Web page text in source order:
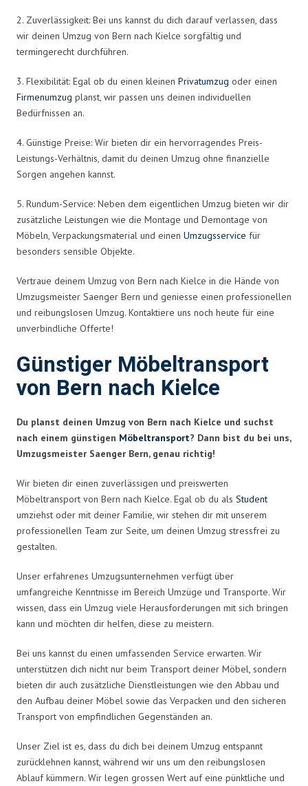
2. Zuverlässigkeit: Bei uns kannst du dich darauf verlassen, dass
wir deinen Umzug von Bern nach Kielce sorgfältig und
termingerecht durchführen.
3. Flexibilität: Egal ob du einen kleinen Privatumzug oder einen
Firmenumzug planst, wir passen uns deinen individuellen
Bedürfnissen an.
4. Günstige Preise: Wir bieten dir ein hervorragendes Preis-
Leistungs-Verhältnis, damit du deinen Umzug ohne finanzielle
Sorgen angehen kannst.
5. Rundum-Service: Neben dem eigentlichen Umzug bieten wir dir
zusätzliche Leistungen wie die Montage und Demontage von
Möbeln, Verpackungsmaterial und einen Umzugsservice für
besonders sensible Objekte.
Vertraue deinem Umzug von Bern nach Kielce in die Hände von
Umzugsmeister Saenger Bern und geniesse einen professionellen
und reibungslosen Umzug. Kontaktiere uns noch heute für eine
unverbindliche Offerte!
Günstiger Möbeltransport
von Bern nach Kielce
Du planst deinen Umzug von Bern nach Kielce und suchst
nach einem günstigen Möbeltransport? Dann bist du bei uns,
Umzugsmeister Saenger Bern, genau richtig!
Wir bieten dir einen zuverlässigen und preiswerten
Möbeltransport von Bern nach Kielce. Egal ob du als Student
umziehst oder mit deiner Familie, wir stehen dir mit unserem
professionellen Team zur Seite, um deinen Umzug stressfrei zu
gestalten.
Unser erfahrenes Umzugsunternehmen verfügt über
umfangreiche Kenntnisse im Bereich Umzüge und Transporte. Wir
wissen, dass ein Umzug viele Herausforderungen mit sich bringen
kann und möchten dir helfen, diese zu meistern.
Bei uns kannst du einen umfassenden Service erwarten. Wir
unterstützen dich nicht nur beim Transport deiner Möbel, sondern
bieten dir auch zusätzliche Dienstleistungen wie den Abbau und
den Aufbau deiner Möbel sowie das Verpacken und den sicheren
Transport von empfindlichen Gegenständen an.
Unser Ziel ist es, dass du dich bei deinem Umzug entspannt
zurücklehnen kannst, während wir uns um den reibungslosen
Ablauf kümmern. Wir legen grossen Wert auf eine pünktliche und